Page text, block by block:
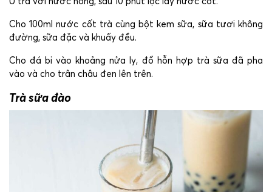
Cho 100ml nước cốt trà cùng bột kem sữa, sữa tươi không
đường, sữa đặc và khuấy đều.
Cho đá bi vào khoảng nửa ly, đổ hỗn hợp trà sữa đã pha
vào và cho trân châu đen lên trên.
Trà sữa đào